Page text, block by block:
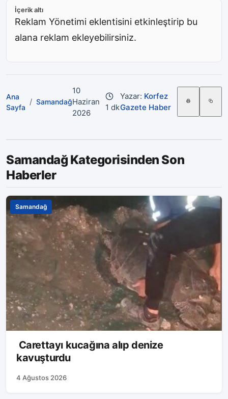
İçerik altı
Reklam Yönetimi eklentisini etkinleştirip bu
alana reklam ekleyebilirsiniz.
Ana
Sayfa
/ Samandağ
10
Haziran
2026
1 dk
Yazar: Korfez
Gazete Haber
Samandağ Kategorisinden Son
Haberler
Samandağ
Carettayı kucağına alıp denize
kavuşturdu
4 Ağustos 2026